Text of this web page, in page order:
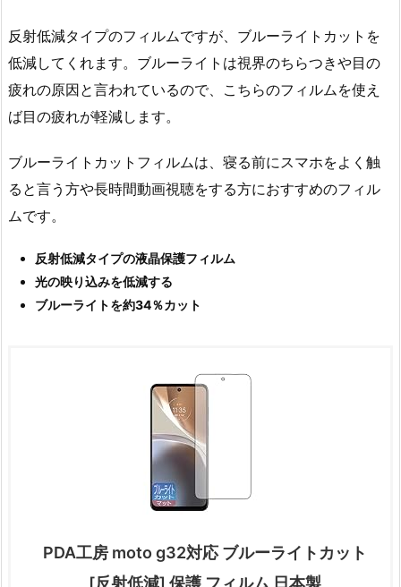
反射低減タイプのフィルムですが、ブルーライトカットを
低減してくれます。ブルーライトは視界のちらつきや目の
疲れの原因と言われているので、こちらのフィルムを使え
ば目の疲れが軽減します。
ブルーライトカットフィルムは、寝る前にスマホをよく触
ると言う方や長時間動画視聴をする方におすすめのフィル
ムです。
反射低減タイプの液晶保護フィルム
光の映り込みを低減する
ブルーライトを約34％カット
PDA工房 moto g32対応 ブルーライトカット